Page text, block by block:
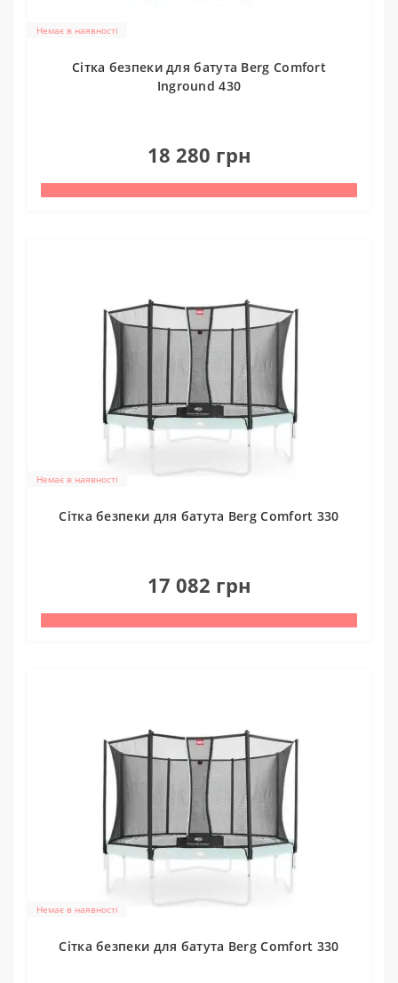
Немає в наявності
Cітка безпеки для батута Berg Comfort
Inground 430
18 280 грн
Немає в наявності
Cітка безпеки для батута Berg Comfort 330
17 082 грн
Немає в наявності
Cітка безпеки для батута Berg Comfort 330